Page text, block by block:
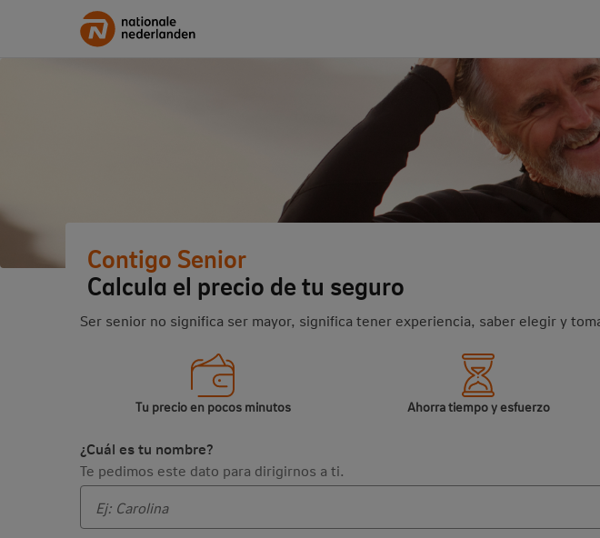
Contigo Senior
Calcula el precio de tu seguro
Ser senior no significa ser mayor, significa tener experiencia, saber elegir y
Tu precio en pocos minutos Ahorra tiempo y esfuerzo
¿Cuál es tu nombre?
Te pedimos este dato para dirigirnos a ti.